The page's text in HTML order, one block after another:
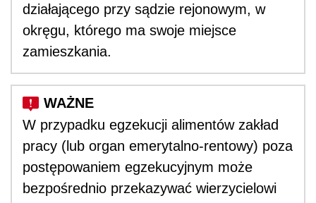
działającego przy sądzie rejonowym, w
okręgu, którego ma swoje miejsce
zamieszkania.
W przypadku egzekucji alimentów zakład
pracy (lub organ emerytalno-rentowy) poza
postępowaniem egzekucyjnym może
bezpośrednio przekazywać wierzycielowi